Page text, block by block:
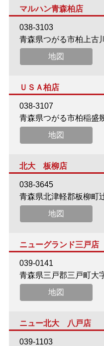
マルハン青森柏店
038-3103
青森県つがる市柏上古
地図
ＵＳＡ柏店
038-3107
青森県つがる市柏稲盛
地図
北大 板柳店
038-3645
青森県北津軽郡板柳町
地図
ニューグランド三戸店
039-0141
青森県三戸郡三戸町大
地図
ニュー北大 八戸店
039-1103